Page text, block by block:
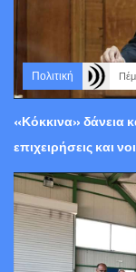
Πολιτική
«Κόκκινα» δάνεια
επιχειρήσεις και